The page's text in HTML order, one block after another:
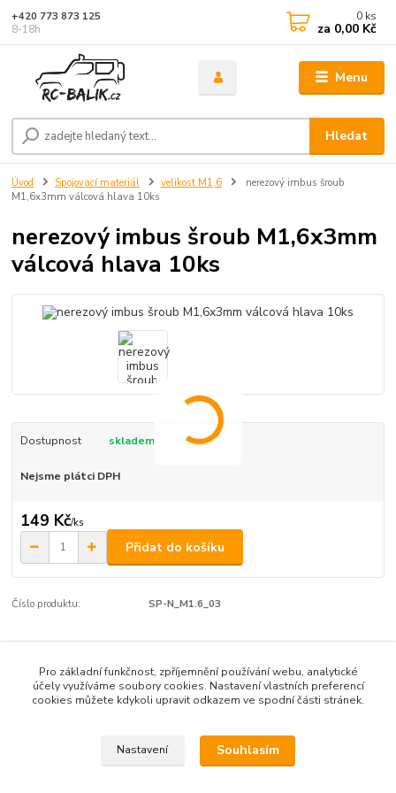
Menu
Hledat
+420 773 873 125
8-18h
0 ks
za 0,00 Kč
Úvod Spojovací materiál velikost M1,6
nerezový imbus šroub
M1,6x3mm válcová hlava 10ks
nerezový imbus šroub M1,6x3mm
válcová hlava 10ks
Dostupnost skladem
Nejsme plátci DPH
149 Kč/ks
Přidat do košíku
Číslo produktu: SP-N_M1.6_03
Zboží zařazeno v kategoriích
velikost M1,6
Pro základní funkčnost, zpříjemnění používání webu, analytické
účely využíváme soubory cookies. Nastavení vlastních preferencí
cookies můžete kdykoli upravit odkazem ve spodní části stránek.
Nastavení Souhlasím